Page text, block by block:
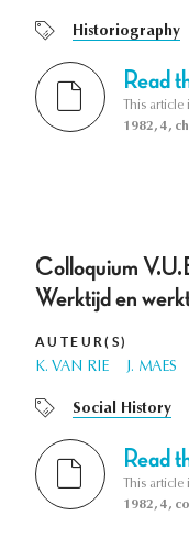
Historiography
Read
This
1982, 4,
Colloquium
Werktijd en
AUTEUR(S)
K. VAN RIE J. MAES
Social History
Read
This
1982, 4,